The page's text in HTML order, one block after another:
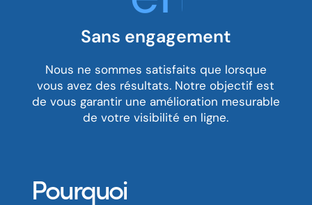
Sans engagement
Nous ne sommes satisfaits que lorsque
vous avez des résultats. Notre objectif est
de vous garantir une amélioration mesurable
de votre visibilité en ligne.
Pourquoi